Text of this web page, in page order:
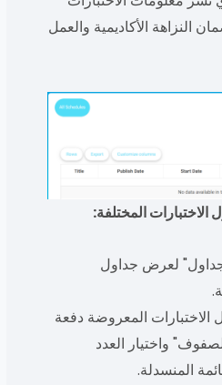
النزاهة الأكاديمية والعمل
المختلفة:
لعرض جداول
المعروضة دفعة
واختيار العدد
المنسدلة.